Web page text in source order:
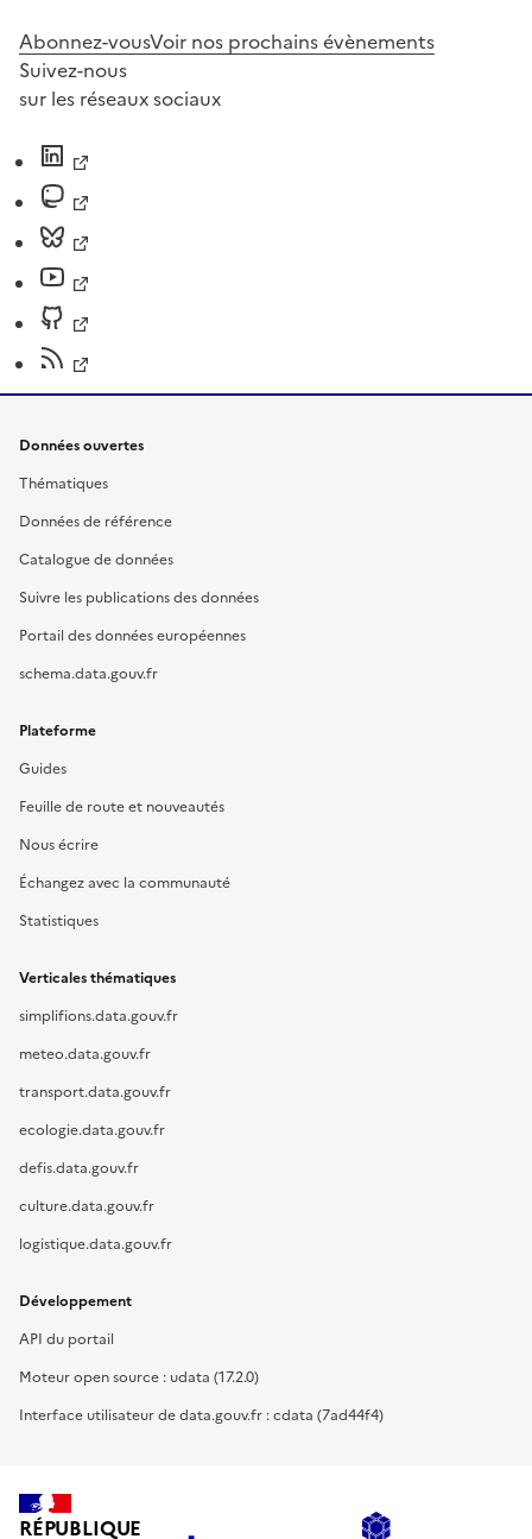
Abonnez-vousVoir nos prochains évènements
Suivez-nous
sur les réseaux sociaux
Données ouvertes
Thématiques
Données de référence
Catalogue de données
Suivre les publications des données
Portail des données européennes
schema.data.gouv.fr
Plateforme
Guides
Feuille de route et nouveautés
Nous écrire
Échangez avec la communauté
Statistiques
Verticales thématiques
simplifions.data.gouv.fr
meteo.data.gouv.fr
transport.data.gouv.fr
ecologie.data.gouv.fr
defis.data.gouv.fr
culture.data.gouv.fr
logistique.data.gouv.fr
Développement
API du portail
Moteur open source : udata (17.2.0)
Interface utilisateur de data.gouv.fr : cdata (7ad44f4)
RÉPUBLIQUE